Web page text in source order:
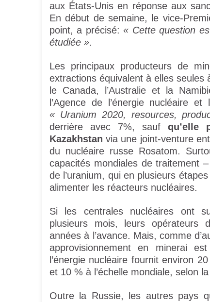
aux États-Unis en réponse aux
En début de semaine, le vice-
point, a précisé: « Cette question
étudiée ».
Les principaux producteurs de
extractions équivalent à elles
le Canada, l’Australie et la
l’Agence de l’énergie nucléaire et
« Uranium 2020, resources,
derrière avec 7%, sauf qu’elle
Kazakhstan via une joint-venture
du nucléaire russe Rosatom.
capacités mondiales de traitement
de l’uranium, qui en plusieurs
alimenter les réacteurs nucléaires.
Si les centrales nucléaires ont
plusieurs mois, leurs opérateurs
années à l’avance. Mais, comme
approvisionnement en minerai
l’énergie nucléaire fournit environ
et 10 % à l’échelle mondiale, selon
Outre la Russie, les autres pays